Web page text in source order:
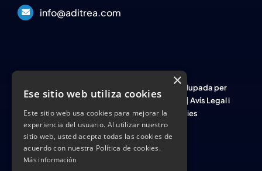
info@aditrea.com
© Copyright 2026 Aditrea | Web desenvolupada per
|Política de Privacitat
Avís Legal i
condicions d'ús|Política de Cookies
×
Ese sitio web utiliza cookies
Este sitio web usa cookies para mejorar la
experiencia del usuario. Al utilizar nuestro
sitio web, usted acepta todas las cookies de
acuerdo con nuestra Política de cookies.
Más información